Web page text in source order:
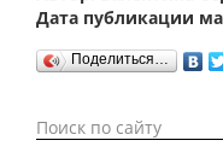
Дата публикации
Поделиться…